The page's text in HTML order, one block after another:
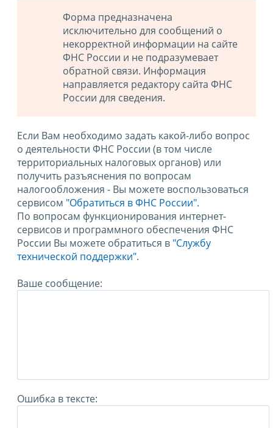
Форма предназначена
исключительно для сообщений о
некорректной информации на сайте
ФНС России и не подразумевает
обратной связи. Информация
направляется редактору сайта ФНС
России для сведения.
Если Вам необходимо задать какой-либо вопрос
о деятельности ФНС России (в том числе
территориальных налоговых органов) или
получить разъяснения по вопросам
налогообложения - Вы можете воспользоваться
сервисом "Обратиться в ФНС России".
По вопросам функционирования интернет-
сервисов и программного обеспечения ФНС
России Вы можете обратиться в "Службу
технической поддержки".
Ваше сообщение:
Ошибка в тексте: